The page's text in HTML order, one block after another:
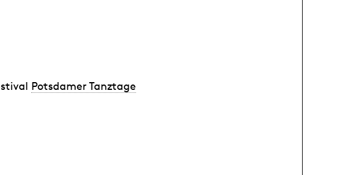
Potsdamer Tanztage